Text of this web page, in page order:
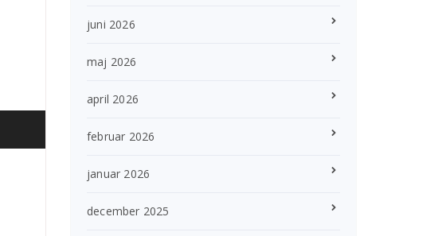
juni 2026
maj 2026
april 2026
februar 2026
januar 2026
december 2025